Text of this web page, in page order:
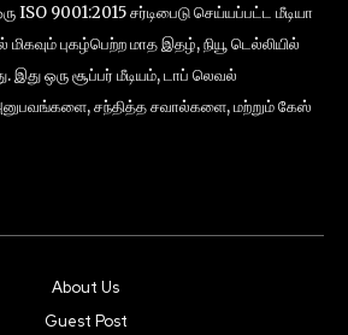
ISO 9001:2015 சர்டிபைடு செய்யப்பட்ட மீடியா
மிகவும் புகழ்பெற்ற மாத இதழ், நியூ டெல்லியில்
இது ஒரு சூப்பர் மீடியம், டாப் லெவல்
சந்தித்த சவால்களை, மற்றும் கேஸ்
About Us
Guest Post